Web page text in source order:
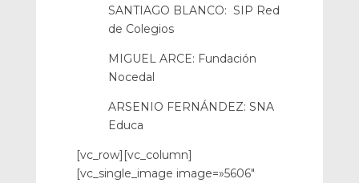
SANTIAGO BLANCO: SIP Red
de Colegios
MIGUEL ARCE: Fundación
Nocedal
ARSENIO FERNÁNDEZ: SNA
Educa
[vc_row][vc_column]
[vc_single_image image=»5606″